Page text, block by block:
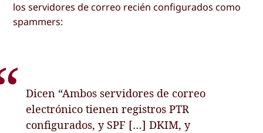
los servidores de correo recién configurados como
spammers:
Dicen “Ambos servidores de correo
electrónico tienen registros PTR
configurados, y SPF […] DKIM, y